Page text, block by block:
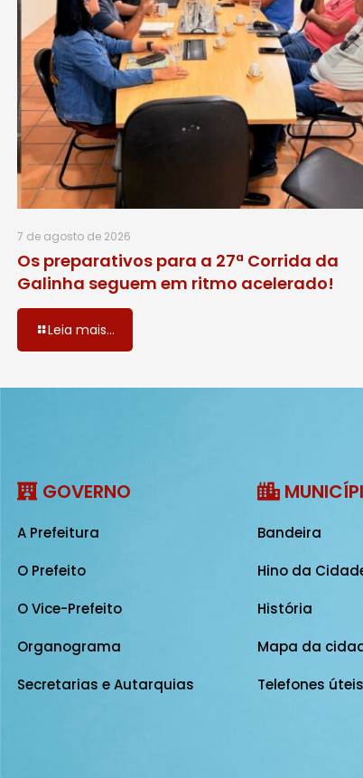
7 de agosto de 2026
Os preparativos para a 27ª Corrida da
Galinha seguem em ritmo acelerado!
Leia mais...
GOVERNO
A Prefeitura
O Prefeito
O Vice-Prefeito
Organograma
Secretarias e Autarquias
Bandeira
Hino da
História
Mapa da
Telefones úteis